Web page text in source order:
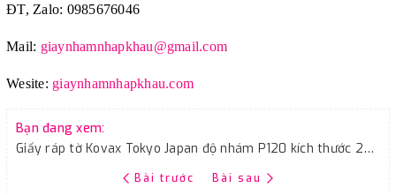
ĐT, Zalo: 0985676046
Mail: giaynhamnhapkhau@gmail.com
Wesite: giaynhamnhapkhau.com
Bạn đang xem:
Giấy ráp tờ Kovax Tokyo Japan độ nhám P120 kích thước 230mmx280mm
Bài trước Bài sau